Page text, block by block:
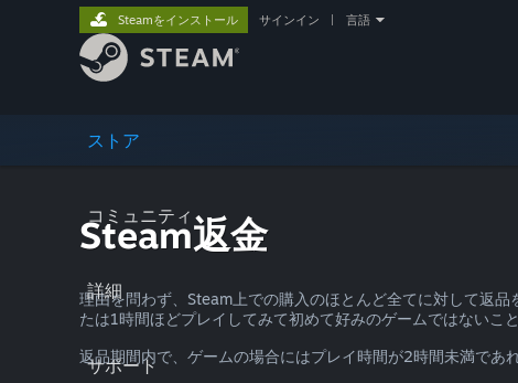
ストア
コミュニティ
詳細
サポート
Steamをインストール サインイン 言語
Steam返金
理由を問わず、Steam上での購入のほとんど全てに対して返
たは1時間ほどプレイしてみて初めて好みのゲームではないこ
返品期間内で、ゲームの場合にはプレイ時間が2時間未満であ